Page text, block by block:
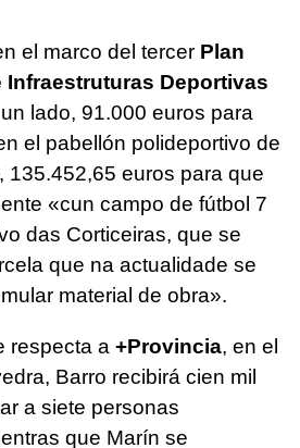
el marco del tercer Plan
Infraestruturas Deportivas
lado, 91.000 euros para
el pabellón polideportivo de
135.452,65 euros para que
«cun campo de fútbol 7
das Corticeiras, que se
que na actualidade se
material de obra».
respecta a +Provincia, en el
Barro recibirá cien mil
a siete personas
que Marín se